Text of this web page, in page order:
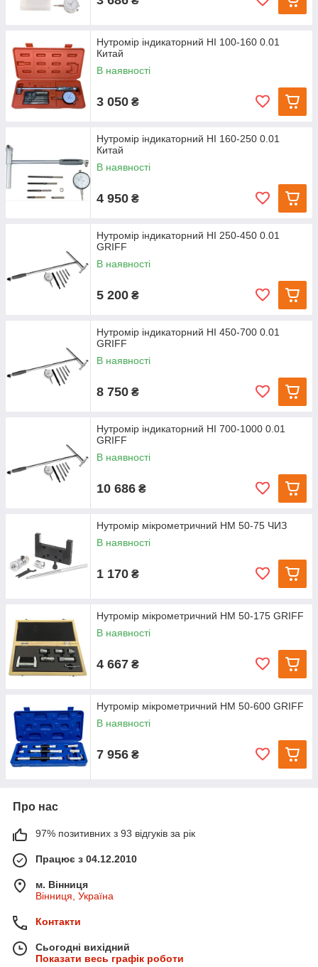
Нутромір індикаторний НІ 100-160 0.01
Китай
В наявності
3 050 ₴
Нутромір індикаторний НІ 160-250 0.01
Китай
В наявності
4 950 ₴
Нутромір індикаторний НІ 250-450 0.01
GRIFF
В наявності
5 200 ₴
Нутромір індикаторний НІ 450-700 0.01
GRIFF
В наявності
8 750 ₴
Нутромір індикаторний НІ 700-1000 0.01
GRIFF
В наявності
10 686 ₴
Нутромір мікрометричний НМ 50-75 ЧИЗ
В наявності
1 170 ₴
Нутромір мікрометричний НМ 50-175 GRIFF
В наявності
4 667 ₴
Нутромір мікрометричний НМ 50-600 GRIFF
В наявності
7 956 ₴
Про нас
97% позитивних з 93 відгуків за рік
Працює з 04.12.2010
м. Вінниця
Вінниця, Україна
Контакти
Сьогодні вихідний
Показати весь графік роботи